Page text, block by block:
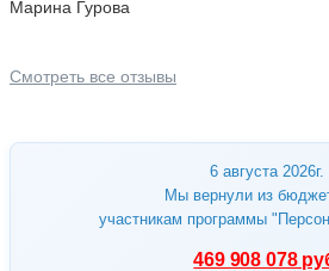
6 августа 2026г.
Мы вернули из
участникам программы
469 908 078
Марина Гурова
Смотреть все отзывы